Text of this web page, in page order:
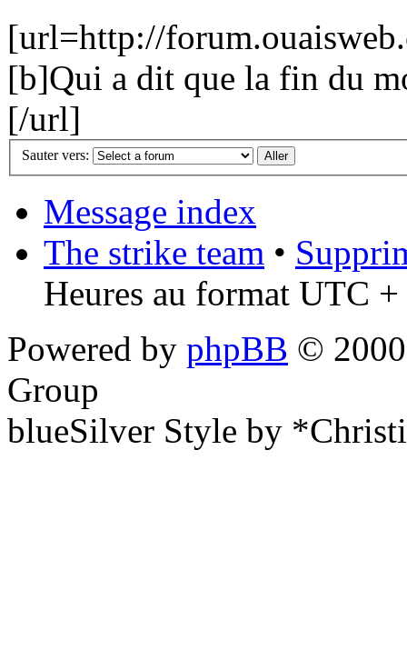
[url=http://
[b]Qui a dit que la fin du
[/url]
Sauter vers:
Message index
The strike team •
Heures au format UTC
Powered by phpBB ©
Group
blueSilver Style by